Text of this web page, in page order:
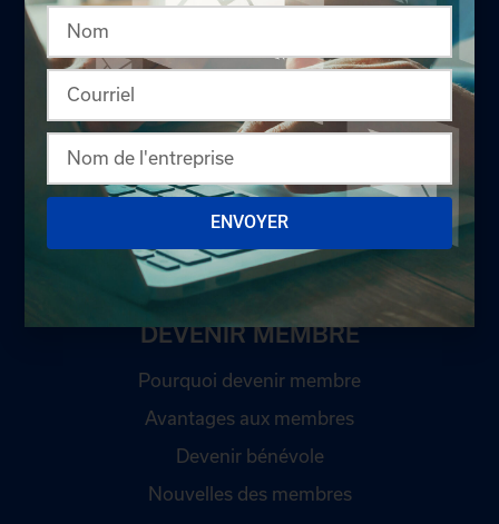
Comités
Conseil d'administration
Nous joindre
DEVENIR MEMBRE
Pourquoi devenir membre
Avantages aux membres
Devenir bénévole
Nouvelles des membres
ENVOYER